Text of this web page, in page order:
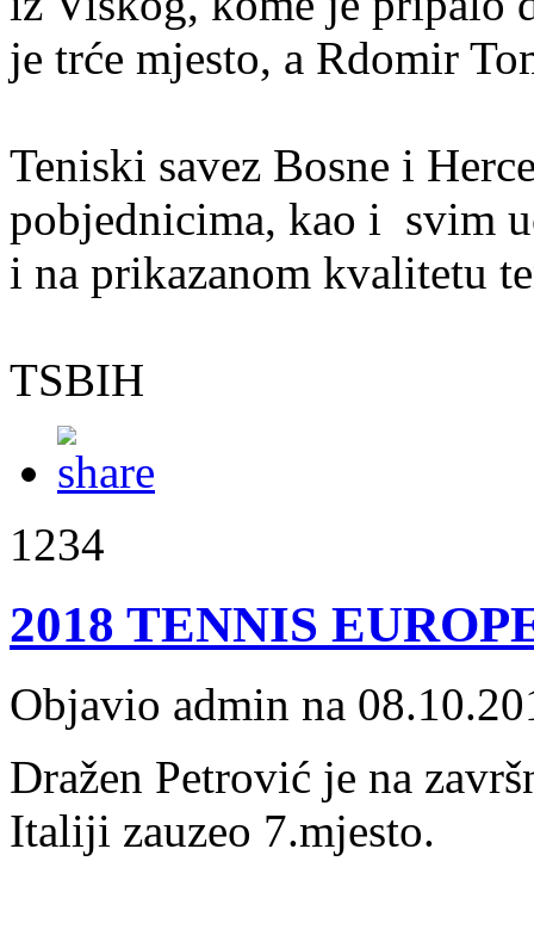
je trće mjesto, a Rdomir
Teniski savez Bosne i
pobjednicima, kao i svim
i na prikazanom kvalitetu
TSBIH
1234
2018 TENNIS
Objavio admin na
Dražen Petrović je na
Italiji zauzeo 7.mjesto.